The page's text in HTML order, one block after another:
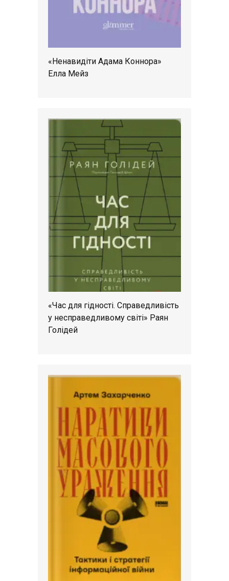
«Ненавидіти Адама Коннора»
Елла Мейз
«Час для гідності. Справедливість
у несправедливому світі» Раян
Голідей